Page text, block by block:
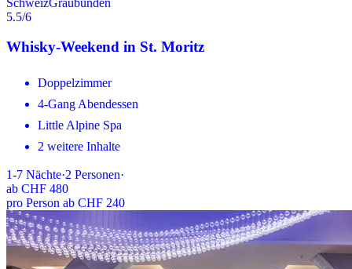
5.5/6
Whisky-Weekend in St. Moritz
Doppelzimmer
4-Gang Abendessen
Little Alpine Spa
2 weitere Inhalte
1-7 Nächte·2 Personen·
ab CHF 480
pro Person ab CHF 240